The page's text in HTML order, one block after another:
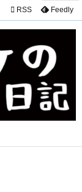
 RSS Feedly